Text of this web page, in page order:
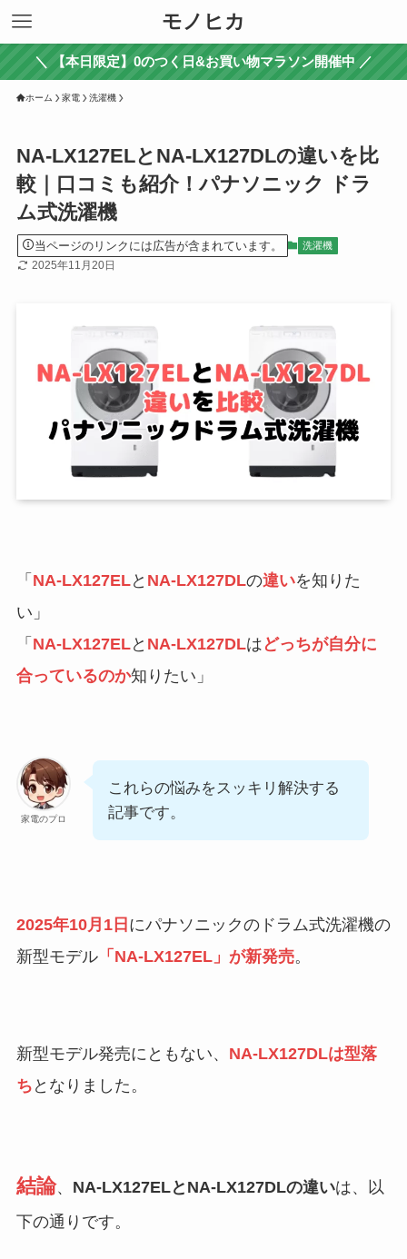
モノヒカ
＼ 【本日限定】0のつく日&お買い物マラソン開催中 ／
ホーム 家電 洗濯機
NA-LX127ELとNA-LX127DLの違いを比
較｜口コミも紹介！パナソニック ドラ
ム式洗濯機
当ページのリンクには広告が含まれています。 洗濯機
2025年11月20日
「 NA-LX127ELと NA-LX127DLの違いを知りた
い」
「 NA-LX127ELと NA-LX127DLは どっちが自分に
合っているのか知りたい」
家電のプロ
これらの悩みをスッキリ解決する
記事です。
2025年10月1日 にパナソニックのドラム式洗濯機の
新型モデル「NA-LX127EL」が新発売。
新型モデル発売にともない、 NA-LX127DLは型落
ち となりました。
結論、 NA-LX127ELとNA-LX127DLの違いは、以
下の通りです。